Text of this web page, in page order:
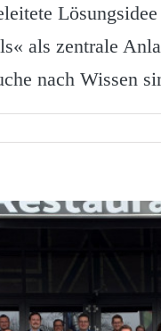
als zentrale
nach Wissen